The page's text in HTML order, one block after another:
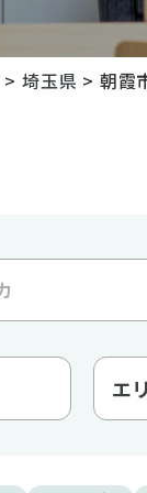
>埼玉県 > 朝霞